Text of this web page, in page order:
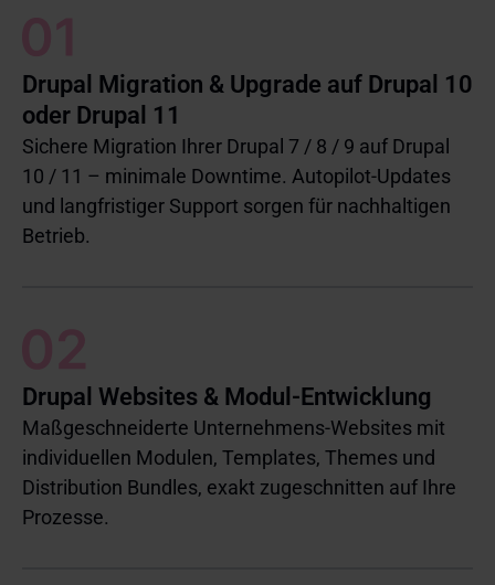
Drupal Migration & Upgrade auf Drupal 10
oder Drupal 11
Sichere Migration Ihrer Drupal 7 / 8 / 9 auf Drupal
10 / 11 – minimale Downtime. Autopilot-Updates
und langfristiger Support sorgen für nachhaltigen
Betrieb.
Drupal Websites & Modul-Entwicklung
Maßgeschneiderte Unternehmens-Websites mit
individuellen Modulen, Templates, Themes und
Distribution Bundles, exakt zugeschnitten auf Ihre
Prozesse.